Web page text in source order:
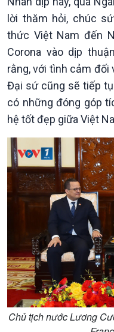
Xã hội
Tin Đời sống & Xã hội
360 độ Sức khỏe
Chuyển đổi Xanh
Tài nguyên và Môi trường
Chuyên gia của bạn
Xã hội chuyển động
Bước chân đến trường
lời thăm hỏi, chúc
thức Việt Nam đến
Corona vào dịp
rằng, với tình cảm đối
Đại sứ cũng sẽ tiếp
có những đóng góp
hệ tốt đẹp giữa Việt
Chủ tịch nước Lương